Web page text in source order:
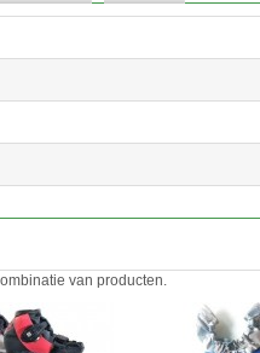
van producten.